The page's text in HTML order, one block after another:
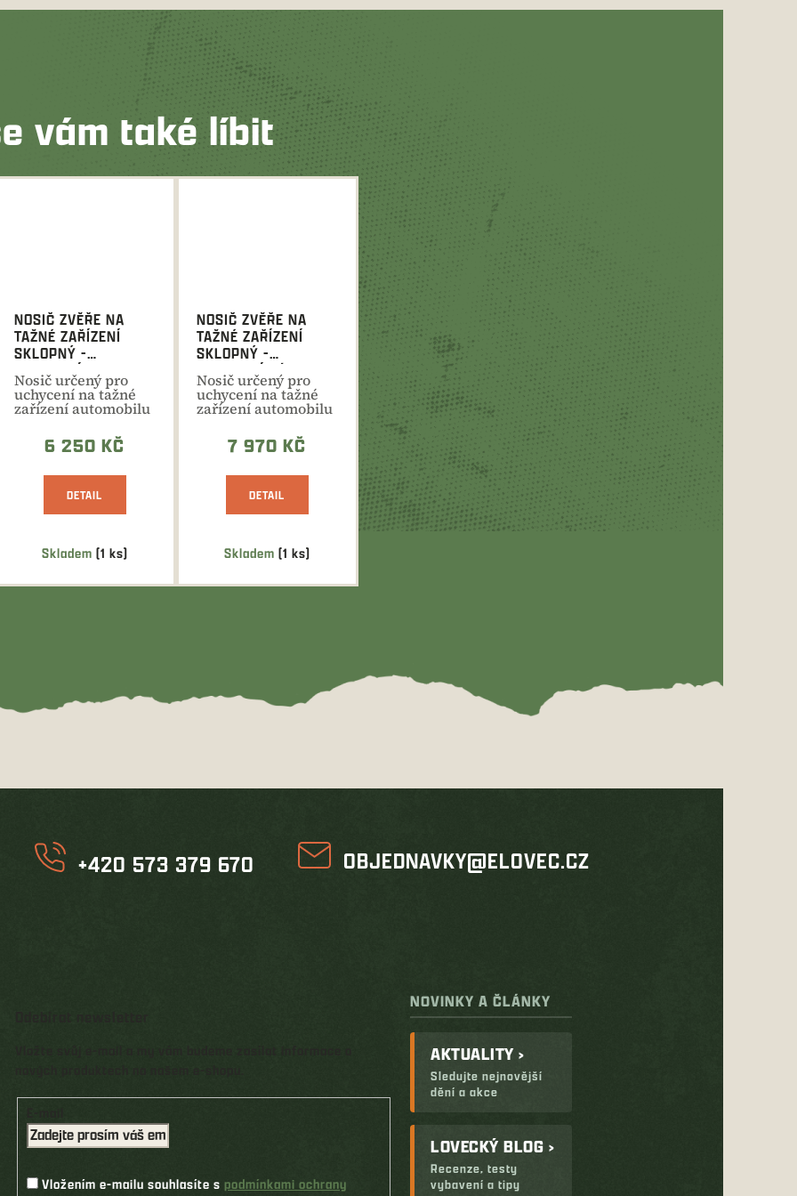
vám také líbit
Skladem (1 ks)
NOSIČ ZVĚŘE NA
TAŽNÉ ZAŘÍZENÍ
SKLOPNÝ -
UCHYCENÍ NA
ŠROUBOVÝ DRŽÁK
Nosič určený pro
uchycení na tažné
zařízení automobilu
šroubového...
6 250 KČ
DETAIL
Skladem (1 ks)
NOSIČ ZVĚŘE NA
TAŽNÉ ZAŘÍZENÍ
SKLOPNÝ -
UCHYCENÍ PÁKOU
Nosič určený pro
uchycení na tažné
zařízení automobilu
rychloupínací...
7 970 KČ
DETAIL
+420 573 379 670 OBJEDNAVKY@ELOVEC.CZ
Vložením e-mailu souhlasíte s podmínkami ochrany
NOVINKY A ČLÁNKY
AKTUALITY ›
Sledujte nejnovější
dění a akce
LOVECKÝ BLOG ›
Recenze, testy
vybavení a tipy